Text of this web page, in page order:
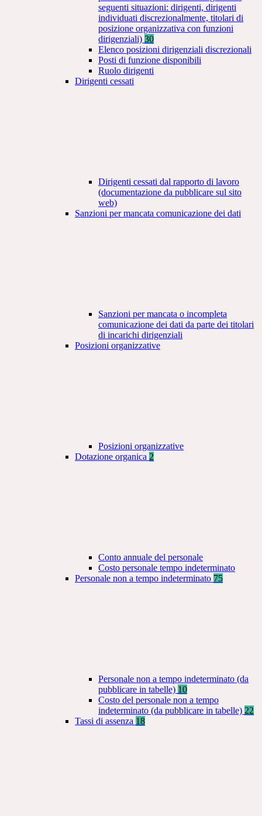
seguenti situazioni: dirigenti, dirigenti
individuati discrezionalmente, titolari di
posizione organizzativa con funzioni
dirigenziali) 30
Elenco posizioni dirigenziali discrezionali
Posti di funzione disponibili
Ruolo dirigenti
Dirigenti cessati
Dirigenti cessati dal rapporto di lavoro
(documentazione da pubblicare sul sito
web)
Sanzioni per mancata comunicazione dei dati
Sanzioni per mancata o incompleta
comunicazione dei dati da parte dei titolari
di incarichi dirigenziali
Posizioni organizzative
Posizioni organizzative
Dotazione organica 2
Conto annuale del personale
Costo personale tempo indeterminato
Personale non a tempo indeterminato 75
Personale non a tempo indeterminato (da
pubblicare in tabelle) 10
Costo del personale non a tempo
indeterminato (da pubblicare in tabelle) 22
Tassi di assenza 18